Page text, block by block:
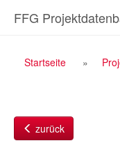
InhaltFFG
Startseite
zurück